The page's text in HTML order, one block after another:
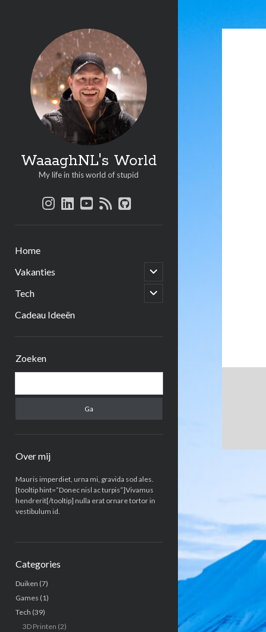
WaaaghNL's World
My life in this world of stupid
instagram
linkedin
youtube
rssgithub
Home
Vakanties
open
submenu
Tech
open
submenu
Cadeau Ideeën
Zijbalk
Zoeken
Over mij
Mauris imperdiet, urna mi, gravida sod ales.
[tooltip hint=”Donec nisl ac turpis”]Vivamus
hendrerit[/tooltip] nulla erat ornare tortor in
vestibulum id.
Categories
Duiken (7)
Games (1)
Tech (39)
3D Printen (2)